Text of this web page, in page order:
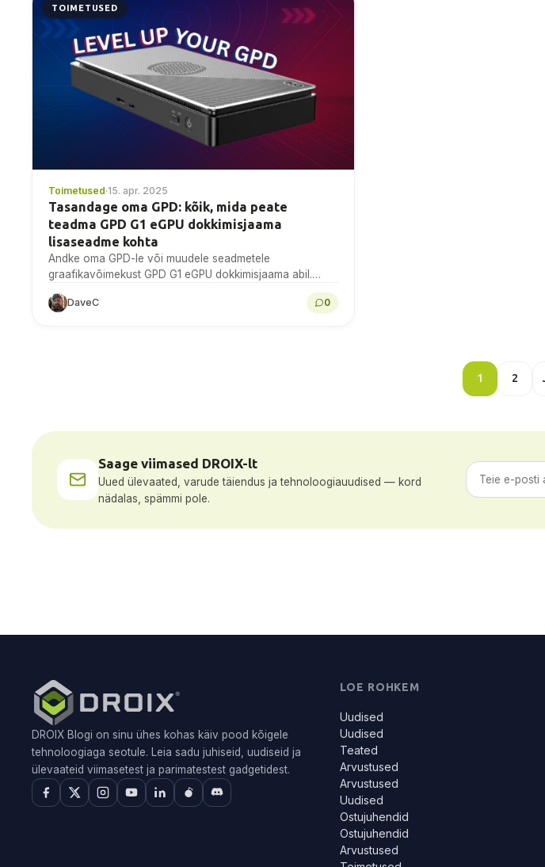
TOIMETUSED
Toimetused·15. apr. 2025
Tasandage oma GPD: kõik, mida peate
teadma GPD G1 eGPU dokkimisjaama
lisaseadme kohta
Andke oma GPD-le või muudele seadmetele
graafikavõimekust GPD G1 eGPU dokkimisjaama abil.
DaveC 0
1 2
Saage viimased DROIX-lt
Uued ülevaated, varude täiendus ja tehnoloogiauudised — kord
nädalas, spämmi pole.
DROIX Blogi on sinu ühes kohas käiv pood kõigele
tehnoloogiaga seotule. Leia sadu juhiseid, uudiseid ja
ülevaateid viimasetest ja parimatestest gadgetidest.
LOE ROHKEM
Uudised
Uudised
Teated
Arvustused
Arvustused
Uudised
Ostujuhendid
Ostujuhendid
Arvustused